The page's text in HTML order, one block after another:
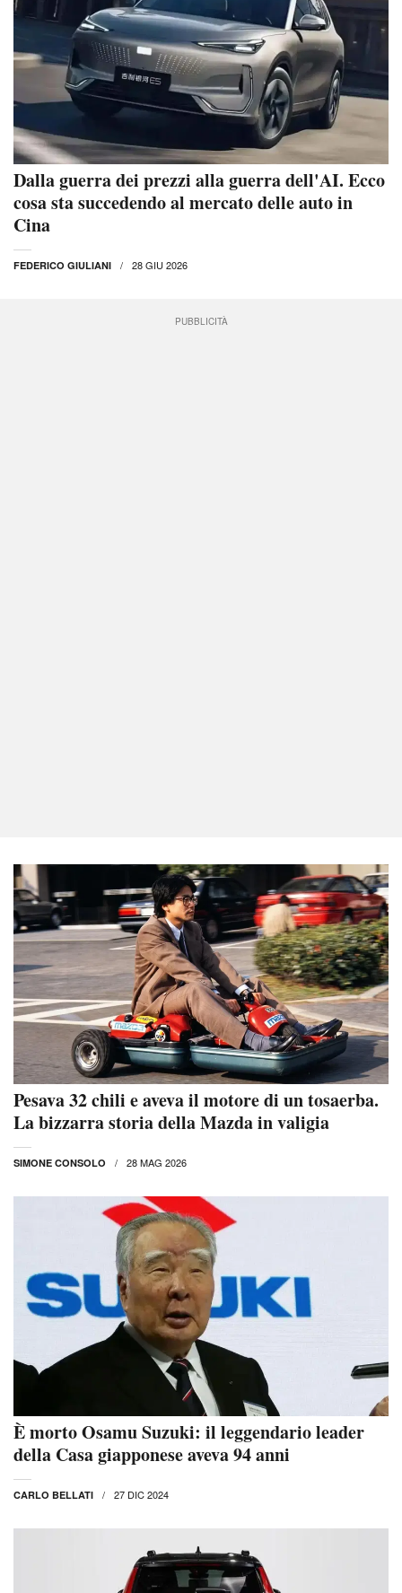
Dalla guerra dei prezzi alla guerra dell'AI. Ecco
cosa sta succedendo al mercato delle auto in
Cina
FEDERICO GIULIANI 28 GIU 2026
PUBBLICITÀ
Pesava 32 chili e aveva il motore di un tosaerba.
La bizzarra storia della Mazda in valigia
SIMONE CONSOLO 28 MAG 2026
È morto Osamu Suzuki: il leggendario leader
della Casa giapponese aveva 94 anni
CARLO BELLATI 27 DIC 2024